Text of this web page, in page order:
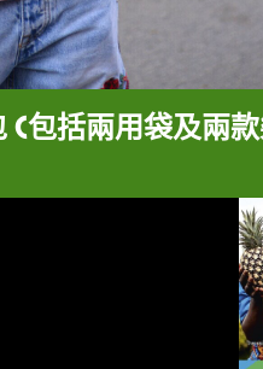
(包括兩用袋及兩